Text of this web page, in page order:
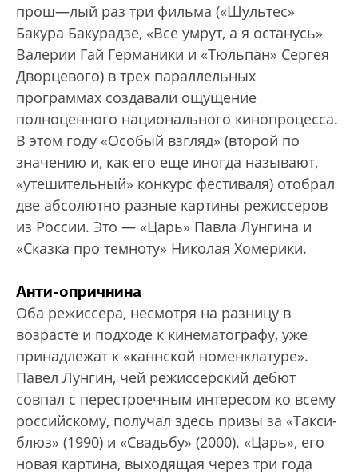
прош—лый раз три фильма («Шультес»
Бакура Бакурадзе, «Все умрут, а я останусь»
Валерии Гай Германики и «Тюльпан» Сергея
Дворцевого) в трех параллельных
программах создавали ощущение
полноценного национального кинопроцесса.
В этом году «Особый взгляд» (второй по
значению и, как его еще иногда называют,
«утешительный» конкурс фестиваля) отобрал
две абсолютно разные картины режиссеров
из России. Это — «Царь» Павла Лунгина и
«Сказка про темноту» Николая Хомерики.
Анти-опричнина
Оба режиссера, несмотря на разницу в
возрасте и подходе к кинематографу, уже
принадлежат к «каннской номенклатуре».
Павел Лунгин, чей режиссерский дебют
совпал с перестроечным интересом ко всему
российскому, получал здесь призы за «Такси-
блюз» (1990) и «Свадьбу» (2000). «Царь», его
новая картина, выходящая через три года